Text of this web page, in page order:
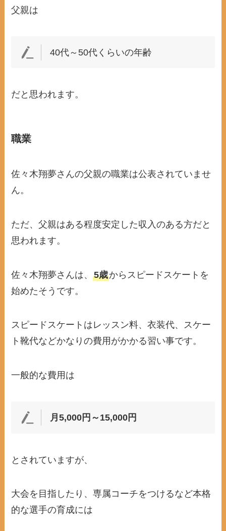
父親は
40代～50代くらいの年齢
だと思われます。
職業
佐々木翔夢さんの父親の職業は公表されていませ
ん。
ただ、父親はある程度安定した収入のある方だと
思われます。
佐々木翔夢さんは、5歳からスピードスケートを
始めたそうです。
スピードスケートはレッスン料、衣装代、スケー
ト靴代などかなりの費用がかかる習い事です。
一般的な費用は
月5,000円～15,000円
とされていますが、
大会を目指したり、専属コーチをつけるなど本格
的な選手の育成には